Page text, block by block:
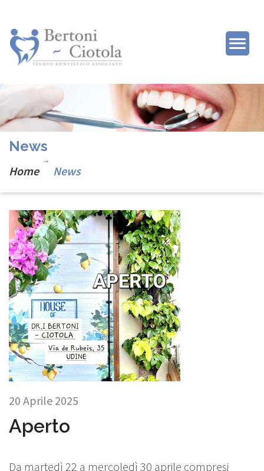
News
Home News
20 Aprile 2025
Aperto
Da martedì 22 a mercoledì 30 aprile compresi